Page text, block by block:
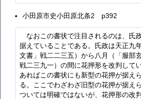
小田原市史小田原北条2 p392
なおこの書状で注目されるのは、氏
据えていることである。氏政は天正九
文書」戦二二三五）から八月（「服部
戦二三九一）の間に花押形を改判して
あればこの書状にも新型の花押が据え
る。ここでわざわざ旧型の花押が据え
ついては明確ではないが、花押形の改